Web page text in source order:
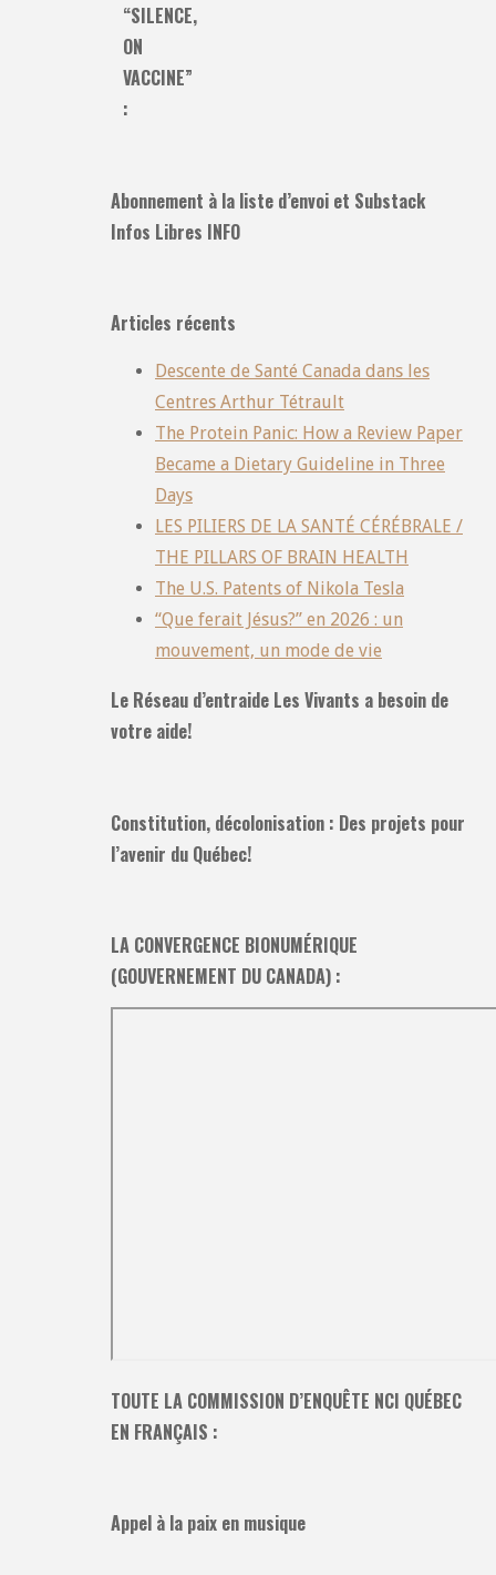
“SILENCE,
ON
VACCINE”
:
Abonnement à la liste d’envoi et Substack
Infos Libres INFO
Articles récents
Descente de Santé Canada dans les
Centres Arthur Tétrault
The Protein Panic: How a Review Paper
Became a Dietary Guideline in Three
Days
LES PILIERS DE LA SANTÉ CÉRÉBRALE /
THE PILLARS OF BRAIN HEALTH
The U.S. Patents of Nikola Tesla
“Que ferait Jésus?” en 2026 : un
mouvement, un mode de vie
Le Réseau d’entraide Les Vivants a besoin de
votre aide!
Constitution, décolonisation : Des projets pour
l’avenir du Québec!
LA CONVERGENCE BIONUMÉRIQUE
(GOUVERNEMENT DU CANADA) :
TOUTE LA COMMISSION D’ENQUÊTE NCI QUÉBEC
EN FRANÇAIS :
Appel à la paix en musique